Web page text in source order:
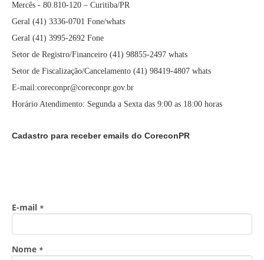
Mercês - 80.810-120 – Curitiba/PR
Geral (41) 3336-0701 Fone/whats
Geral (41) 3995-2692 Fone
Setor de Registro/Financeiro (41) 98855-2497 whats
Setor de Fiscalização/Cancelamento (41) 98419-4807 whats
E-mail:coreconpr@coreconpr.gov.br
Horário Atendimento: Segunda a Sexta das 9:00 as 18:00 horas
Cadastro para receber emails do CoreconPR